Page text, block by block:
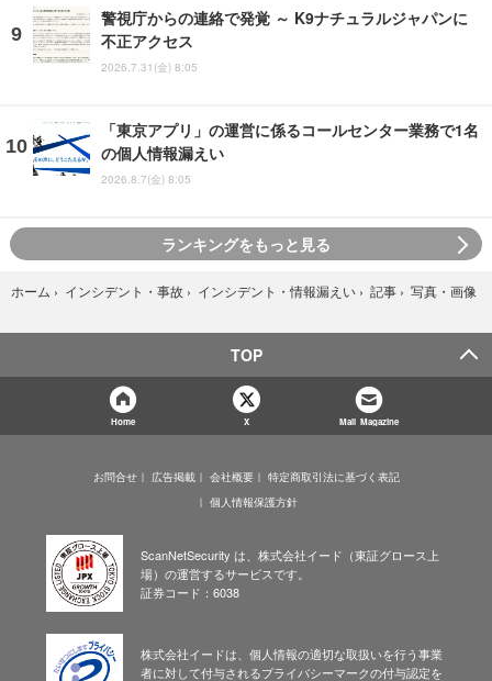
警視庁からの連絡で発覚 ～ K9ナチュラルジャパンに
不正アクセス
2026.7.31(金) 8:05
「東京アプリ」の運営に係るコールセンター業務で1名
の個人情報漏えい
2026.8.7(金) 8:05
ランキングをもっと見る
ホーム › インシデント・事故 › インシデント・情報漏えい › 記事 › 写真・画像
TOP
Home X Mail Magazine
お問合せ 広告掲載 会社概要
特定商取引法に基づく表記
個人情報保護方針
ScanNetSecurity は、株式会社イード（東証グロース上
場）の運営するサービスです。
証券コード：6038
株式会社イードは、個人情報の適切な取扱いを行う事業
者に対して付与されるプライバシーマークの付与認定を